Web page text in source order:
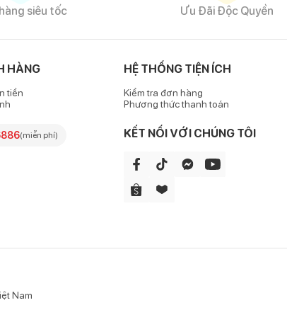
an toàn, không gây kích ứng với làn da nhạy cảm của bé.
dễ mặc với mọi bé và dễ dàng phối đồ thật phong cách.
siêu tốc Ưu Đãi Độc Quyền
HÀNG
tiền
(miễn phí)
HỆ THỐNG TIỆN ÍCH
Kiểm tra đơn hàng
Phương thức thanh toán
KẾT NỐI VỚI CHÚNG TÔI
Nam